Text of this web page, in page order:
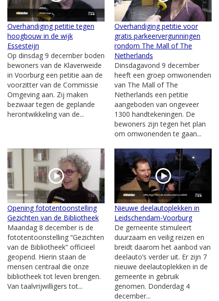
Overhandiging petitie tegen
hoogbouw in de wijk
Essesteijn
Op dinsdag 9 december boden
bewoners van de Klaverweide
in Voorburg een petitie aan de
voorzitter van de Commissie
Omgeving aan. Zij maken
bezwaar tegen de geplande
herontwikkeling van de...
Overhandiging petitie voor
gratis parkeervergunningen
rondom The Mall of The
Netherlands
Dinsdagavond 9 december
heeft een groep omwonenden
van The Mall of The
Netherlands een petitie
aangeboden van ongeveer
1300 handtekeningen. De
bewoners zijn tegen het plan
om omwonenden te gaan...
Opening fototentoonstelling
Gezichten van de Bibliotheek
Maandag 8 december is de
fototentoonstelling “Gezichten
van de Bibliotheek” officieel
geopend. Hierin staan de
mensen centraal die onze
bibliotheek tot leven brengen.
Van taalvrijwilligers tot...
Nieuwe deelautoplekken in
Leidschendam-Voorburg
De gemeente stimuleert
duurzaam en veilig reizen en
breidt daarom het aanbod van
deelauto’s verder uit. Er zijn 7
nieuwe deelautoplekken in de
gemeente in gebruik
genomen. Donderdag 4
december...